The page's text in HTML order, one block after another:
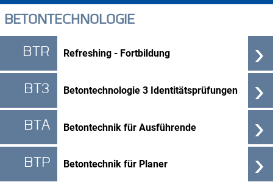
BETONTECHNOLOGIE
BTR Refreshing - Fortbildung ›
BT3 Betontechnologie 3 Identitätsprüfungen ›
BTA Betontechnik für Ausführende ›
BTP Betontechnik für Planer ›